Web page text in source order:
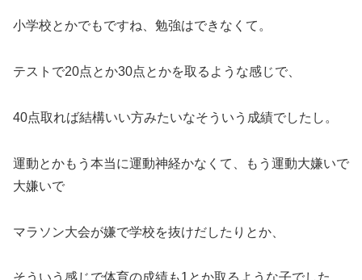
小学校とかでもですね、勉強はできなくて。
テストで20点とか30点とかを取るような感じで、
40点取れば結構いい方みたいなそういう成績でしたし。
運動とかもう本当に運動神経かなくて、もう運動大嫌いで
大嫌いで
マラソン大会が嫌で学校を抜けだしたりとか、